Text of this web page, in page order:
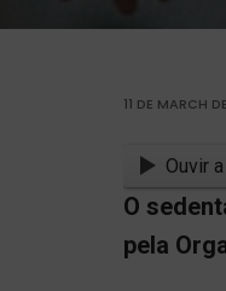
11 DE MARCH
Ouvir
O
pela